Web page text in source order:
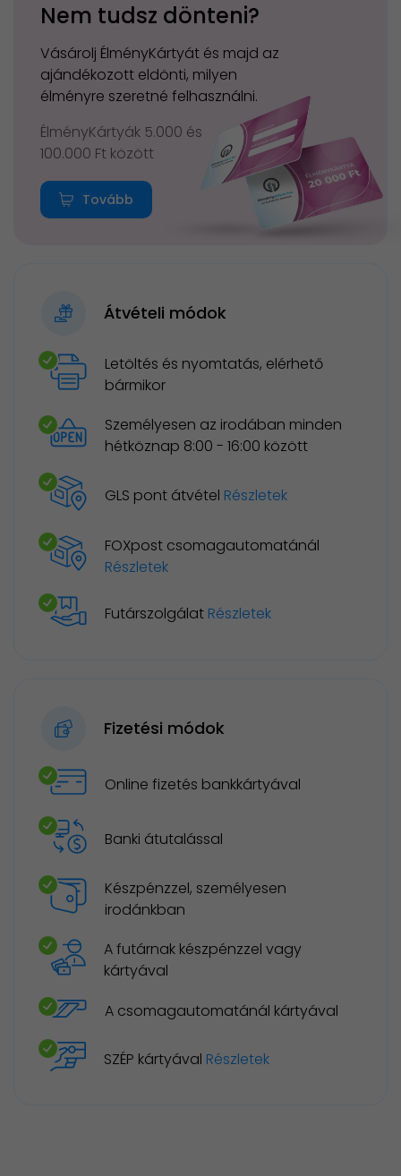
Nem tudsz dönteni?
Vásárolj ÉlményKártyát és majd az
ajándékozott eldönti, milyen
élményre szeretné felhasználni.
ÉlményKártyák 5.000 és
100.000 Ft között
Tovább
Átvételi módok
Letöltés és nyomtatás, elérhető
bármikor
Személyesen az irodában minden
hétköznap 8:00 - 16:00 között
GLS pont átvétel Részletek
FOXpost csomagautomatánál
Részletek
Futárszolgálat Részletek
Fizetési módok
Online fizetés bankkártyával
Banki átutalással
Készpénzzel, személyesen
irodánkban
A futárnak készpénzzel vagy
kártyával
A csomagautomatánál kártyával
SZÉP kártyával Részletek